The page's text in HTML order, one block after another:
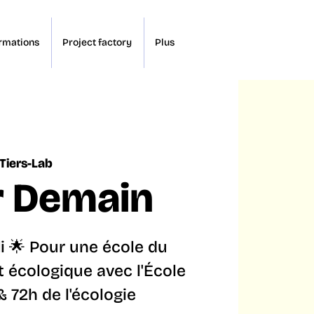
Project factory Plus
Lab
Demain
🌟 Pour une école du
avec l'École
72h de l'écologie